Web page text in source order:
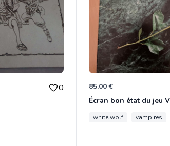
0 85.00 €
white wolf vampires